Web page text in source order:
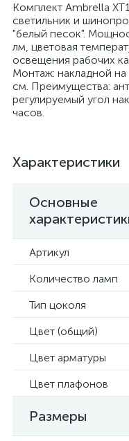
Комплект Ambrella
светильник и
"белый песок".
лм, цветовая
освещения рабочих
Монтаж: накладной
см. Преимущества:
регулируемый угол
часов.
Характеристики
Основные
Артикул
Количество ламп
Тип цоколя
Цвет (общий)
Цвет арматуры
Цвет плафонов
Размеры